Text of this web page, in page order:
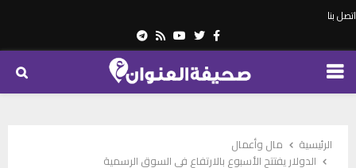
اتصل بنا
Facebook
Twitter
Youtube
Rss
Telegram
PRIMARY
الرئيسية
مال وأعمال
الدولار يفتتح الأسبوع بالارتفاع في السوق الرسمية